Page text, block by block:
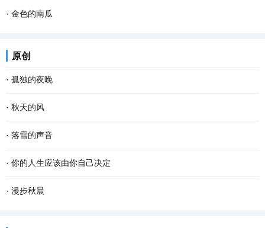
平整的坝子，也有天然的晒场。江津多是连绵起...
它，也像一只苍老的眼睛，在和我默默对视。那眼神，平淡而落寞，
晚饭。 夫人上席，小姐坐夫人对面，香椿站一边。老爷走后，到了饭
· 金色的南瓜
原创
· 孤独的夜晚
这个夜晚我又孤独了 从没想过 会离幸福这么遥远 当我疲惫不堪时 站
在皎洁的月亮下 被风呛得咳嗽了数声 遥远的 我仿佛看见了 依稀中你
久违的笑容 这个夜晚好像有了 记忆里的流浪...
· 秋天的风
秋天的风 相对于夏天的风 多了一丝凉意 相对于冬天的风 又多了些许
温存 而相对于春天的风 却多了几分萧瑟和寂寥 秋天的风宛如一支孩
童的画笔 为世界增添了几笔浓浓的色彩 那火红...
· 落雪的声音
雪花把诗歌写给冬天 大地打开一个明快的季节 屋顶瓦片浑然一色 万
物吟唱同一首童谣 一次次聆听冬的心跳 开阔的田野自由自在地呼吸
· 你的人生应该由你自己决定
看过一段话：“这个世界，没有任何一条规定，要你必须温柔开朗，要
· 漫步秋晨